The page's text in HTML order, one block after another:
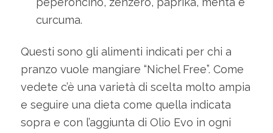
curcuma.
Questi sono gli alimenti indicati per chi a
pranzo vuole mangiare “Nichel Free”. Come
vedete c’è una varietà di scelta molto ampia
e seguire una dieta come quella indicata
sopra e con l’aggiunta di Olio Evo in ogni